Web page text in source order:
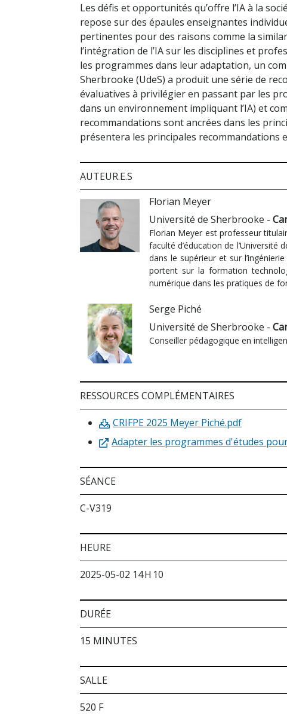
Les défis et opportunités qu’offre l’IA à la
repose sur des épaules enseignantes
pertinentes pour des raisons comme la
l’intégration de l’IA sur les disciplines et
les programmes dans leur adaptation, un
Sherbrooke (UdeS) a produit une série de
évaluatives à privilégier en passant par les
dans un environnement impliquant l’IA) et
recommandations sont ancrées dans les
présentera les principales recommandations
AUTEUR.E.S
Florian Meyer
Université de Sherbrooke -
Florian Meyer est professeur
faculté d’éducation de
dans le supérieur et sur
portent sur la formation
numérique dans les pratiques de
Serge Piché
Université de Sherbrooke -
Conseiller pédagogique en
RESSOURCES COMPLÉMENTAIRES
CRIFPE 2025 Meyer Piché.pdf
Adapter les programmes d'études
SÉANCE
C-V319
HEURE
2025-05-02 14 H 10
DURÉE
15 MINUTES
SALLE
520 F